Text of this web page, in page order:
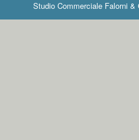
Studio Commerciale Falorni